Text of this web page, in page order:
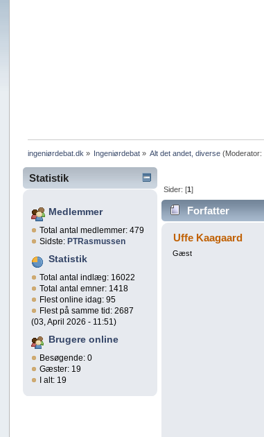
ingeniørdebat.dk » Ingeniørdebat » Alt det andet, diverse (Moderator:
Statistik
Medlemmer
Total antal medlemmer: 479
Sidste:PTRasmussen
Statistik
Total antal indlæg: 16022
Total antal emner: 1418
Flest online idag: 95
Flest på samme tid: 2687
(03, April 2026 - 11:51)
Brugere online
Besøgende: 0
Gæster: 19
I alt: 19
Sider: [1]
Forfatter
Uffe Kaagaard
Gæst